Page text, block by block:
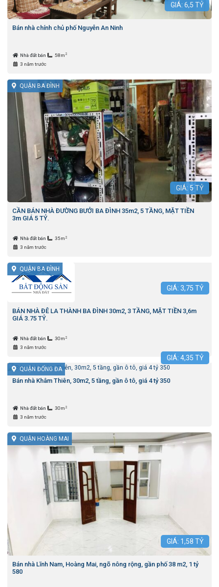
GIÁ: 6,5 TỶ
Bán nhà chính chủ phố Nguyễn An Ninh
Nhà đất bán 58m 2
3 năm trước
QUẬN BA ĐÌNH
GIÁ: 5 TỶ
CẦN BÁN NHÀ ĐƯỜNG BƯỞI BA ĐÌNH 35m2, 5 TẦNG, MẶT TIỀN
3m GIÁ 5 TỶ.
Nhà đất bán 35m 2
3 năm trước
QUẬN BA ĐÌNH
GIÁ: 3,75 TỶ
BÁN NHÀ ĐÊ LA THÀNH BA ĐÌNH 30m2, 3 TẦNG, MẶT TIỀN 3,6m
GIÁ 3.75 TỶ.
Nhà đất bán 30m 2
3 năm trước
QUẬN ĐỐNG ĐA
GIÁ: 4,35 TỶ
Bán nhà Khâm Thiên, 30m2, 5 tầng, gần ô tô, giá 4 tỷ 350
Nhà đất bán 30m 2
3 năm trước
QUẬN HOÀNG MAI
GIÁ: 1,58 TỶ
Bán nhà Lĩnh Nam, Hoàng Mai, ngõ nông rộng, gần phố 38 m2, 1 tỷ
580